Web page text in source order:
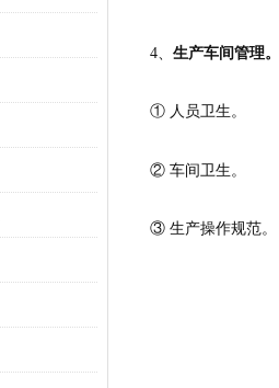
4、 生产车间管理。
① 人员卫生。
② 车间卫生。
③ 生产操作规范。